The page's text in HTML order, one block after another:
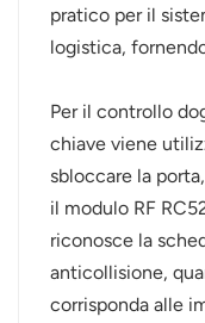
pratico per il
logistica,
Per il controllo
chiave viene
sbloccare la
il modulo RF
riconosce la
anticollisione,
corrisponda alle